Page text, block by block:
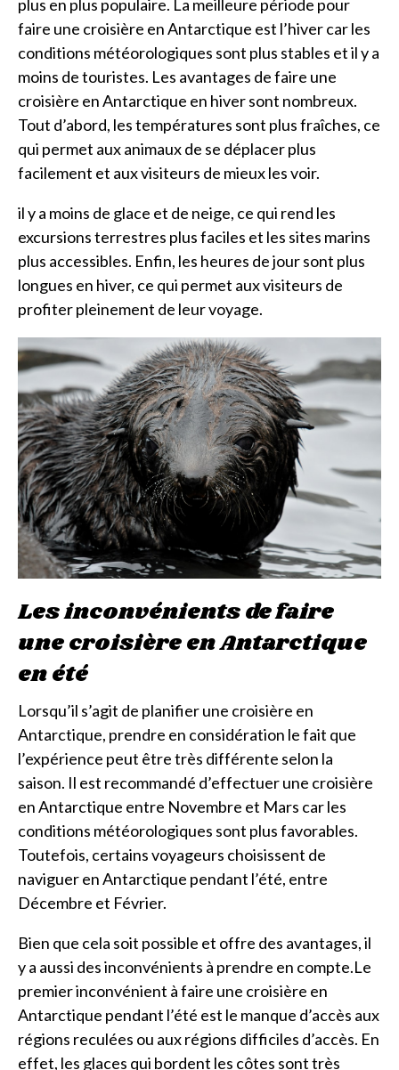
plus en plus populaire. La meilleure période pour
faire une croisière en Antarctique est l’hiver car les
conditions météorologiques sont plus stables et il y a
moins de touristes. Les avantages de faire une
croisière en Antarctique en hiver sont nombreux.
Tout d’abord, les températures sont plus fraîches, ce
qui permet aux animaux de se déplacer plus
facilement et aux visiteurs de mieux les voir.
il y a moins de glace et de neige, ce qui rend les
excursions terrestres plus faciles et les sites marins
plus accessibles. Enfin, les heures de jour sont plus
longues en hiver, ce qui permet aux visiteurs de
profiter pleinement de leur voyage.
Les inconvénients de faire
une croisière en Antarctique
en été
Lorsqu’il s’agit de planifier une croisière en
Antarctique, prendre en considération le fait que
l’expérience peut être très différente selon la
saison. Il est recommandé d’effectuer une croisière
en Antarctique entre Novembre et Mars car les
conditions météorologiques sont plus favorables.
Toutefois, certains voyageurs choisissent de
naviguer en Antarctique pendant l’été, entre
Décembre et Février.
Bien que cela soit possible et offre des avantages, il
y a aussi des inconvénients à prendre en compte.Le
premier inconvénient à faire une croisière en
Antarctique pendant l’été est le manque d’accès aux
régions reculées ou aux régions difficiles d’accès. En
effet, les glaces qui bordent les côtes sont très